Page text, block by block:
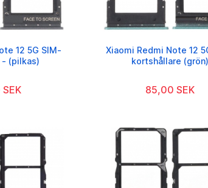
12 5G SIM-
(pilkas)
Xiaomi Redmi Note 12
kortshållare (grön)
85,00 SEK